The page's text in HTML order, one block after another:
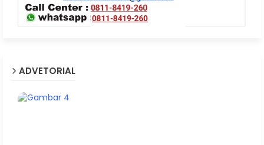
ADVETORIAL